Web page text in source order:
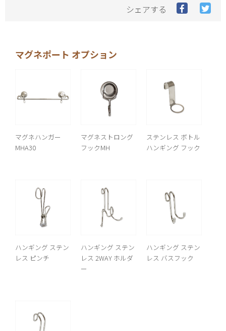
シェアする Facebook
で で
マグネポート オプション
マグネハンガー
MHA30
マグネストロング
フックMH
ステンレス ボトル
ハンギング フック
ハンギング ステン
レス ピンチ
ハンギング ステン
レス 2WAY ホルダ
ー
ハンギング ステン
レス バスフック